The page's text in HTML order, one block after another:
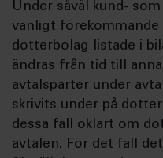
Under såväl kund-
vanligt
dotterbolag listade i
ändras från tid till
avtalsparter under
skrivits under på
dessa fall oklart om
avtalen. För det fall